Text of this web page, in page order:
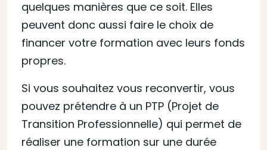
quelques manières que ce soit. Elles
peuvent donc aussi faire le choix de
financer votre formation avec leurs fonds
propres.
Si vous souhaitez vous reconvertir, vous
pouvez prétendre à un PTP (Projet de
Transition Professionnelle) qui permet de
réaliser une formation sur une durée